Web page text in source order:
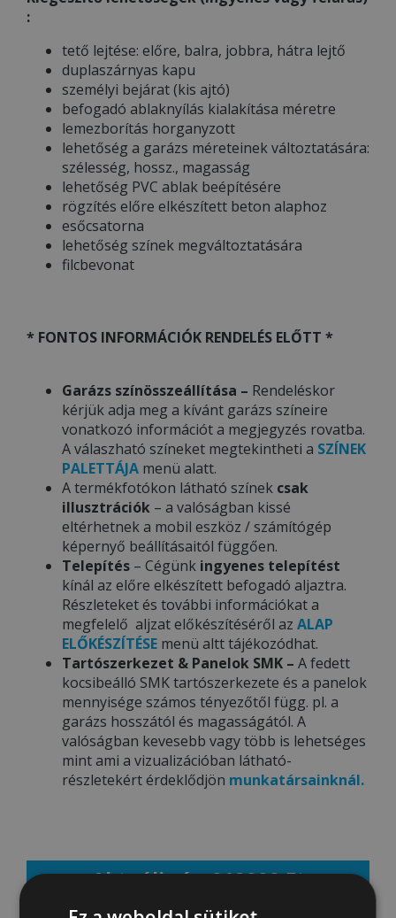
:
tető lejtése: előre, balra, jobbra, hátra lejtő
duplaszárnyas kapu
személyi bejárat (kis ajtó)
befogadó ablaknyílás kialakítása méretre
lemezborítás horganyzott
lehetőség a garázs méreteinek változtatására:
szélesség, hossz., magasság
lehetőség PVC ablak beépítésére
rögzítés előre elkészített beton alaphoz
esőcsatorna
lehetőség színek megváltoztatására
filcbevonat
* FONTOS INFORMÁCIÓK RENDELÉS ELŐTT *
Garázs színösszeállítása – Rendeléskor
kérjük adja meg a kívánt garázs színeire
vonatkozó információt a megjegyzés rovatba.
A válaszható színeket megtekintheti a SZÍNEK
PALETTÁJA menü alatt.
A termékfotókon látható színek csak
illusztrációk – a valóságban kissé
eltérhetnek a mobil eszköz / számítógép
képernyő beállításaitól függően.
Telepítés – Cégünk ingyenes telepítést
kínál az előre elkészített befogadó aljaztra.
Részleteket és további információkat a
megfelelő aljzat előkészítéséről az ALAP
ELŐKÉSZÍTÉSE menü altt tájékozódhat.
Tartószerkezet & Panelok SMK – A fedett
kocsibeálló SMK tartószerkezete és a panelok
mennyisége számos tényezőtől függ. pl. a
garázs hosszától és magasságától. A
valóságban kevesebb vagy több is lehetséges
mint ami a vizualizációban látható-
részletekért érdeklődjön munkatársainknál.
Aktuális ár: 912000 Ft